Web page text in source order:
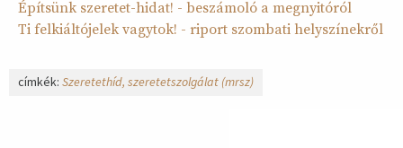
Építsünk szeretet-hidat! - beszámoló a megnyitóról
Ti felkiáltójelek vagytok! - riport szombati helyszínekről
címkék: Szeretethíd szeretetszolgálat (mrsz)